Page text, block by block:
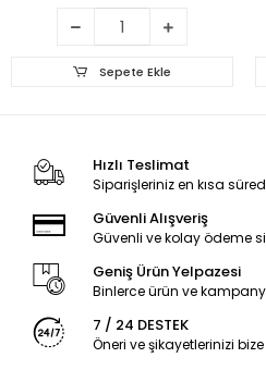
Sepete Ekle
Hızlı Teslimat
Siparişleriniz en kısa
Güvenli Alışveriş
Güvenli ve kolay ödeme
Geniş Ürün Yelpazesi
Binlerce ürün ve
7 / 24 DESTEK
Öneri ve şikayetlerinizi